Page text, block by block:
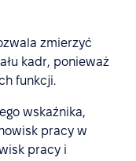
zmierzyć
kadr, ponieważ
funkcji.
wskaźnika,
pracy w
pracy i